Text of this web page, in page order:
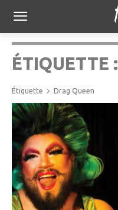
ÉTIQUETTE :
Étiquette Drag Queen